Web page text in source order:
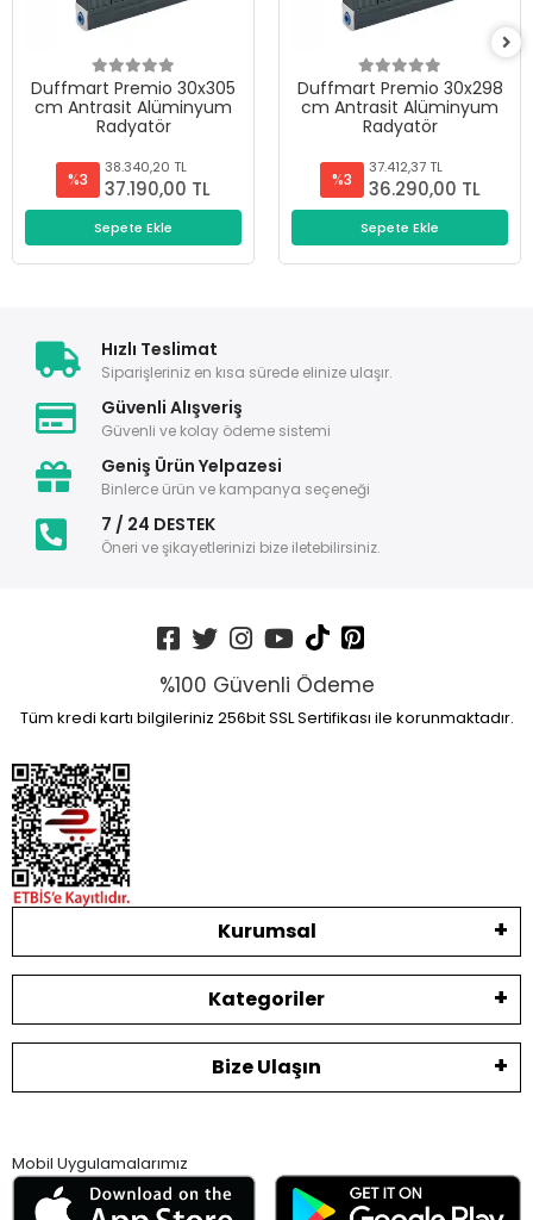
Duffmart Premio 30x305
cm Antrasit Alüminyum
Radyatör
%3
38.340,20 TL
37.190,00 TL
Sepete Ekle
Duffmart Premio 30x298
cm Antrasit Alüminyum
Radyatör
%3
37.412,37 TL
36.290,00 TL
Sepete Ekle
Hızlı Teslimat
Siparişleriniz en kısa sürede elinize ulaşır.
Güvenli Alışveriş
Güvenli ve kolay ödeme sistemi
Geniş Ürün Yelpazesi
Binlerce ürün ve kampanya seçeneği
7 / 24 DESTEK
Öneri ve şikayetlerinizi bize iletebilirsiniz.
%100 Güvenli Ödeme
Tüm kredi kartı bilgileriniz 256bit SSL Sertifikası ile korunmaktadır.
Kurumsal
Kategoriler
Bize Ulaşın
Mobil Uygulamalarımız